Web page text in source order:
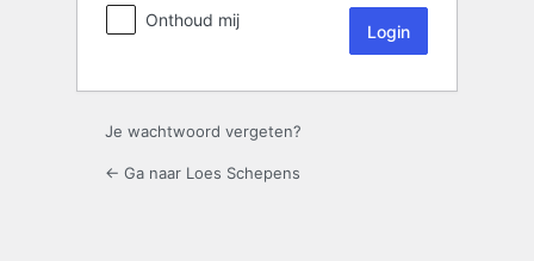
Onthoud mij
Je wachtwoord vergeten?
← Ga naar Loes Schepens